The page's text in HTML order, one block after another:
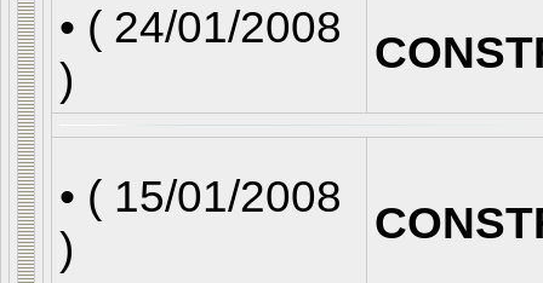
• ( 24/01/2008
)
• ( 15/01/2008
)